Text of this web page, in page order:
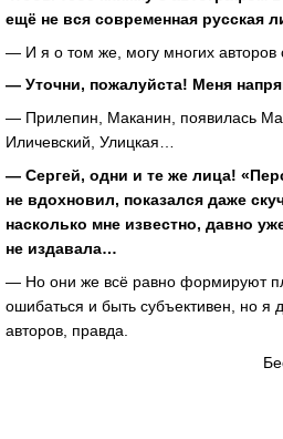
ещё не вся современная русская
— И я о том же, могу многих авторов
— Уточни, пожалуйста! Меня
— Прилепин, Маканин, появилась
Иличевский, Улицкая…
— Сергей, одни и те же лица!
не вдохновил, показался даже
насколько мне известно, давно
не издавала…
— Но они же всё равно формируют
ошибаться и быть субъективен, но я
авторов, правда.